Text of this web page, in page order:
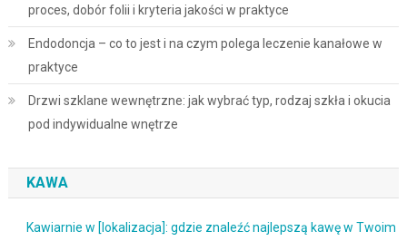
proces, dobór folii i kryteria jakości w praktyce
Endodoncja – co to jest i na czym polega leczenie kanałowe w
praktyce
Drzwi szklane wewnętrzne: jak wybrać typ, rodzaj szkła i okucia
pod indywidualne wnętrze
KAWA
Kawiarnie w [lokalizacja]: gdzie znaleźć najlepszą kawę w Twoim